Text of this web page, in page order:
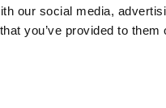
our social media,
you’ve provided to them